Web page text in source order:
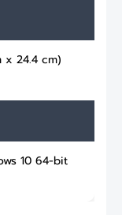
x 24.4 cm)
10 64-bit